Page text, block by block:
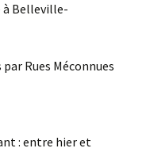
à Belleville-
Rues Méconnues
: entre hier et